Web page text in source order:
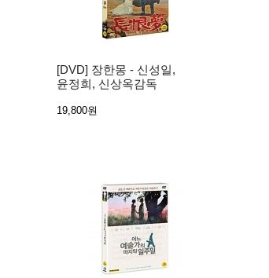
[DVD] 장한몽 - 신성일,
윤정희, 신상옥감독
19,800원